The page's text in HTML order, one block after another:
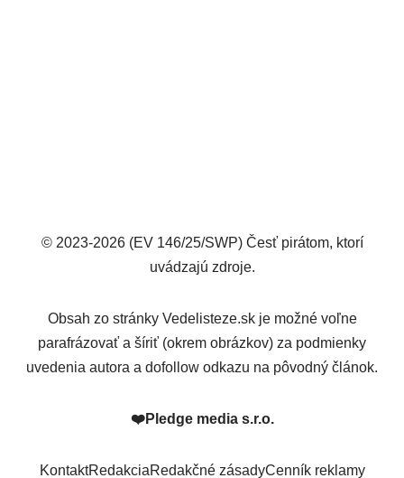
© 2023-2026 (EV 146/25/SWP) Česť pirátom, ktorí
uvádzajú zdroje.
Obsah zo stránky Vedelisteze.sk je možné voľne
parafrázovať a šíriť (okrem obrázkov) za podmienky
uvedenia autora a dofollow odkazu na pôvodný článok.
❤️Pledge media s.r.o.
KontaktRedakciaRedakčné zásadyCenník reklamy